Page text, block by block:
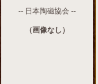
-- 日本陶磁協会 --
（画像なし）